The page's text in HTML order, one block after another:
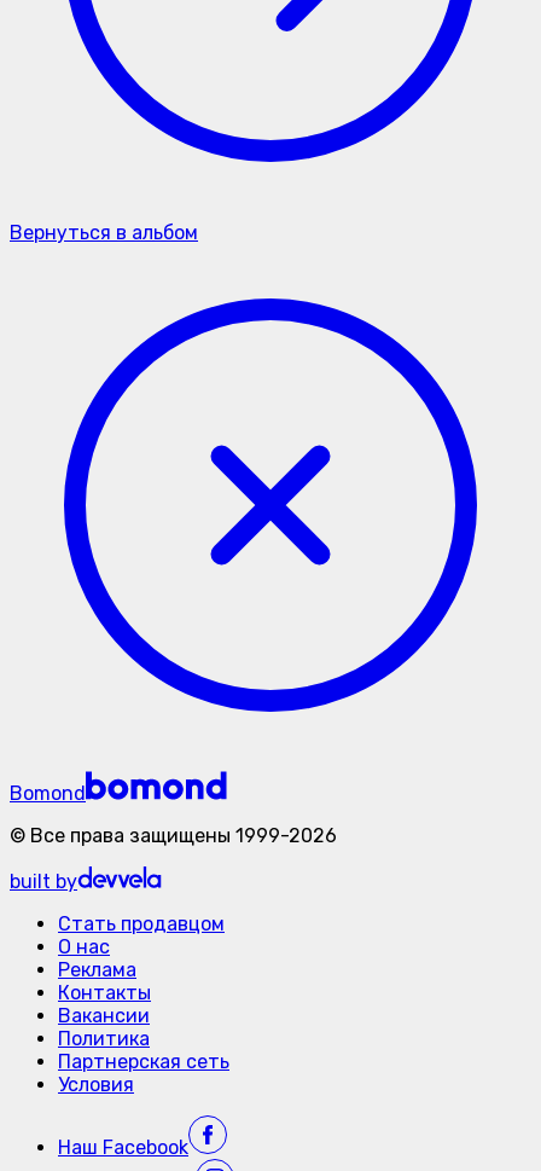
Вернуться в альбом
Bomond
© Все права защищены 1999-2026
built by
Стать продавцом
О нас
Реклама
Контакты
Вакансии
Политика
Партнерская сеть
Условия
Наш Facebook